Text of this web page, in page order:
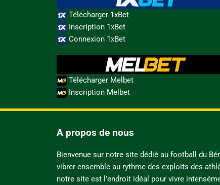
Télécharger 1xBet
Inscription 1xBet
Connexion 1xBet
Télécharger Melbet
Inscription Melbet
A propos de nous
Bienvenue sur notre site dédié au football du
vibrer ensemble au rythme des exploits des
notre site est l’endroit idéal pour vivre